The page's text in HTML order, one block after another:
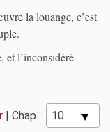
la louange, c’est
et l’inconsidéré
| Chap. :